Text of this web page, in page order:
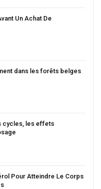
Un Achat De
dans les forêts belges
cycles, les effets
Pour Atteindre Le Corps